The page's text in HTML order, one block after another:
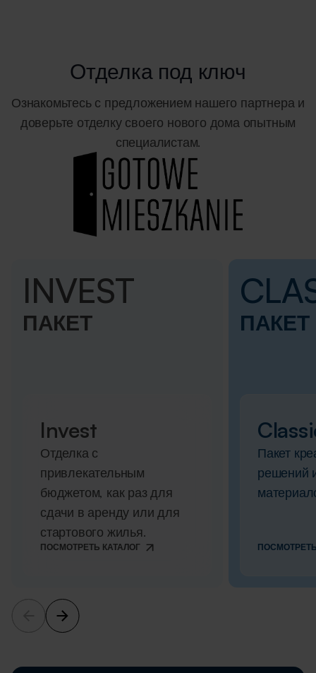
Отделка под ключ
Ознакомьтесь с предложением нашего партнера и
доверьте отделку своего нового дома опытным
специалистам.
INVEST
ПАКЕТ
Invest
Отделка с
привлекательным
бюджетом, как раз для
сдачи в аренду или для
стартового жилья.
ПОСМОТРЕТЬ КАТАЛОГ
ПАКЕТ
Пакет
решений